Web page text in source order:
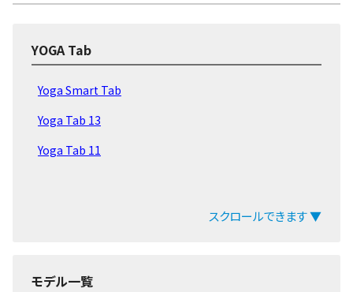
YOGA Tab
Yoga Smart Tab
Yoga Tab 13
Yoga Tab 11
スクロールできます ▼
モデル一覧